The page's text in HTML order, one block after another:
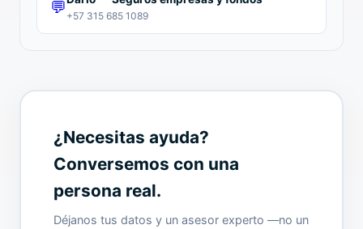
💬 +57 315 685 1089
¿Necesitas ayuda?
Conversemos con una
persona real.
Déjanos tus datos y un asesor experto —no un